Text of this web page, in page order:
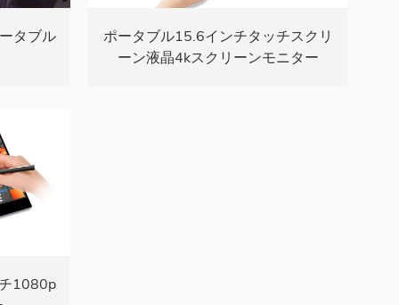
タブル
ポータブル15.6インチタッチスクリ
ーン液晶4kスクリーンモニター
1080p